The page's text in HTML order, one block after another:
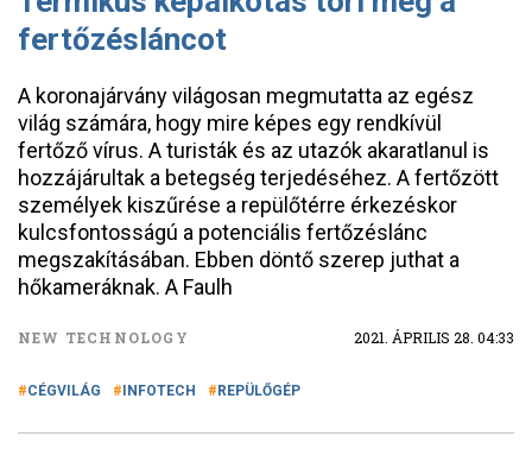
fertőzésláncot
A koronajárvány világosan megmutatta az egész
világ számára, hogy mire képes egy rendkívül
fertőző vírus. A turisták és az utazók akaratlanul is
hozzájárultak a betegség terjedéséhez. A fertőzött
személyek kiszűrése a repülőtérre érkezéskor
kulcsfontosságú a potenciális fertőzéslánc
megszakításában. Ebben döntő szerep juthat a
hőkameráknak. A Faulh
NEW TECHNOLOGY 2021. ÁPRILIS 28. 04:33
CÉGVILÁG INFOTECH REPÜLŐGÉP